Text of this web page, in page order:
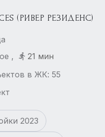
(РИВЕР РЕЗИДЕНС)
,
21 мин
в ЖК: 55
2023